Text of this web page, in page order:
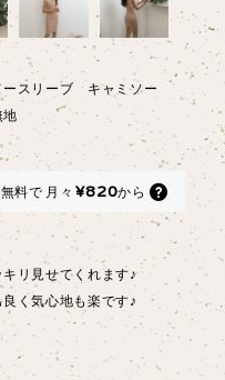
スリーブ キャミソー
料で 月々 ¥820から
リ見せてくれます♪
く気心地も楽です♪